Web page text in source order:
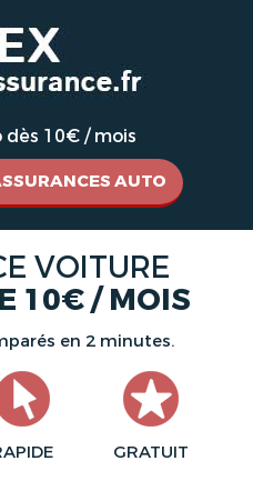
10€ / mois
AUTO
VOITURE
10€ / MOIS
en 2 minutes.
GRATUIT